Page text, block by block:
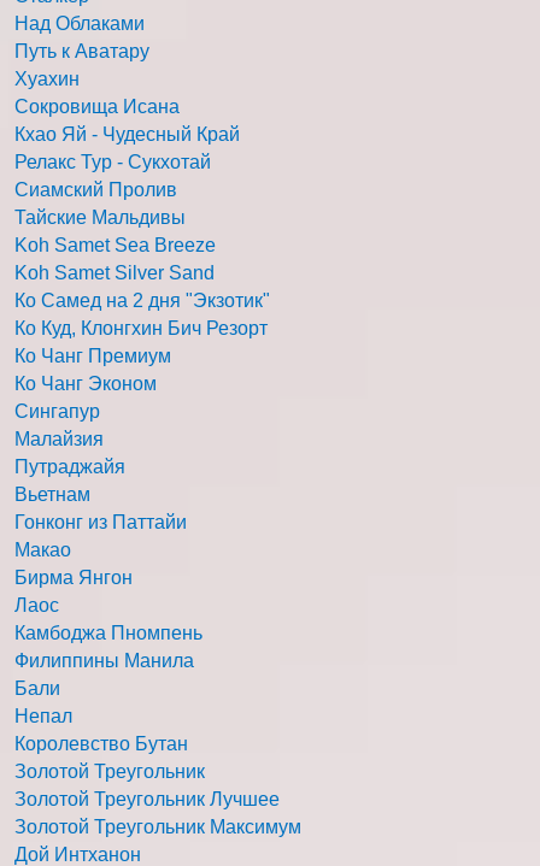
Над Облаками
Путь к Аватару
Хуахин
Сокровища Исана
Кхао Яй - Чудесный Край
Релакс Тур - Сукхотай
Сиамский Пролив
Тайские Мальдивы
Koh Samet Sea Breeze
Koh Samet Silver Sand
Ко Самед на 2 дня "Экзотик"
Ко Куд, Клонгхин Бич Резорт
Ко Чанг Премиум
Ко Чанг Эконом
Сингапур
Малайзия
Путраджайя
Вьетнам
Гонконг из Паттайи
Макао
Бирма Янгон
Лаос
Камбоджа Пномпень
Филиппины Манила
Бали
Непал
Королевство Бутан
Золотой Треугольник
Золотой Треугольник Лучшее
Золотой Треугольник Максимум
Дой Интханон